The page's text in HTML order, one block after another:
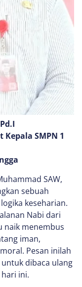
Kepala SMPN 1
SAW,
sebuah
keseharian.
Nabi dari
naik menembus
iman,
Pesan inilah
dibaca ulang
ini.